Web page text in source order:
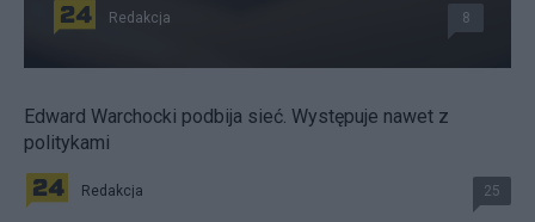
Redakcja 8
Edward Warchocki podbija sieć. Występuje nawet z
politykami
Redakcja 25